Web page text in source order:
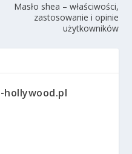
Masło shea – właściwości,
zastosowanie i opinie
użytkowników
hollywood.pl